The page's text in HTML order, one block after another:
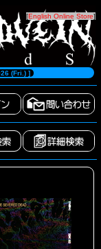
[English Online Store]
(Fri.) ]